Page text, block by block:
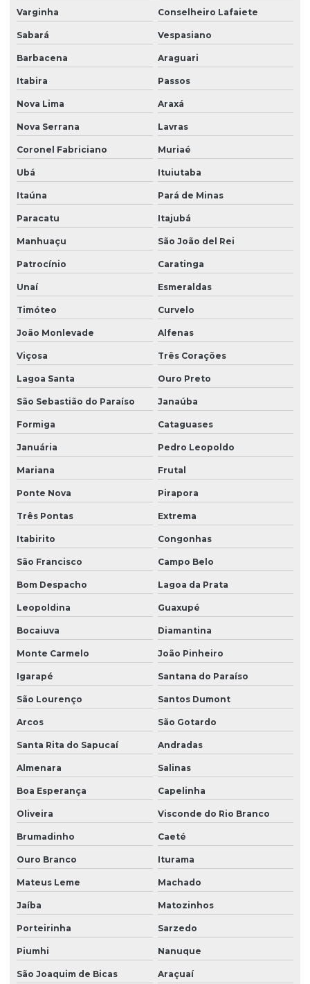
Onde comprar filtro para ferro e manganês
Orçamento de filtro para água com ferro
Orçamento de sistema abrandador
Orçamento de sistema de filtragem automático
Osmose reversa
Osmose reversa para água contaminada
Osmose reversa para remover impurezas da água
Preço filtro para poço artesiano
Purificador de água para cálcio
Purificador para água dura
Purificador de água para ferro e manganês
Purificador de água para nitrato e nitrito
Purificador para remover ferro
Refil filtro de cálcio
Refil filtro de metais
Sistema de desferrização
Sistema de filtragem para poço artesiano
Sistema de filtragem para poço preço
Sistema de osmose reversa para hospitais
Sistema de osmose reversa industrial
Sistema de osmose reversa para residências
Sistema de purificação para indústria farmacêutica
Sistema de remoção de cálcio e manganês
Sistema de tratamento de agua de poço
Solução para água de poço
Soluções para tratar água de poço
Tratamento de água de poço
Troca de material filtrante
Venda de filtro para poço
Venda de filtro com retrolavagem
Varginha Conselheiro Lafaiete
Sabará Vespasiano
Barbacena Araguari
Itabira Passos
Nova Lima Araxá
Nova Serrana Lavras
Coronel Fabriciano Muriaé
Ubá Ituiutaba
Itaúna Pará de Minas
Paracatu Itajubá
Manhuaçu São João del Rei
Patrocínio Caratinga
Unaí Esmeraldas
Timóteo Curvelo
João Monlevade Alfenas
Viçosa Três Corações
Lagoa Santa Ouro Preto
São Sebastião do Paraíso Janaúba
Formiga Cataguases
Januária Pedro Leopoldo
Mariana Frutal
Ponte Nova Pirapora
Três Pontas Extrema
Itabirito Congonhas
São Francisco Campo Belo
Bom Despacho Lagoa da Prata
Leopoldina Guaxupé
Bocaiuva Diamantina
Monte Carmelo João Pinheiro
Igarapé Santana do Paraíso
São Lourenço Santos Dumont
Arcos São Gotardo
Santa Rita do Sapucaí Andradas
Almenara Salinas
Boa Esperança Capelinha
Oliveira Visconde do Rio Branco
Brumadinho Caeté
Ouro Branco Iturama
Mateus Leme Machado
Jaíba Matozinhos
Porteirinha Sarzedo
Piumhi Nanuque
São Joaquim de Bicas Araçuaí